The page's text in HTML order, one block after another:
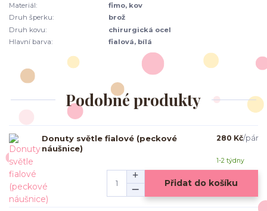
Materiál:
fimo, kov
Druh šperku:
brož
Druh kovu:
chirurgická ocel
Hlavní barva:
fialová, bílá
Podobné produkty
Donuty světle fialové (peckové
náušnice)
280 Kč/pár
1-2 týdny
Přidat do košíku